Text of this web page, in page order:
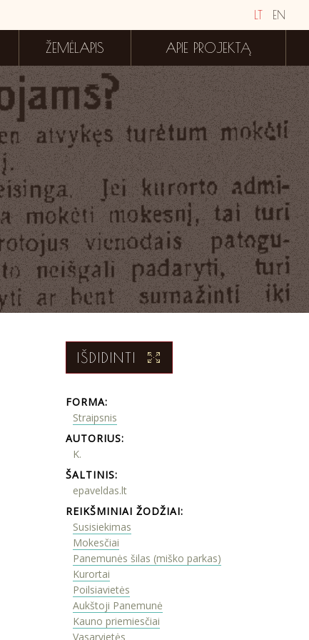
LT EN
ŽEMĖLAPIS APIE PROJEKTĄ
IŠDIDINTI
FORMA:
Straipsnis
AUTORIUS:
K.
ŠALTINIS:
epaveldas.lt
REIKŠMINIAI ŽODŽIAI:
Susisiekimas
Mokesčiai
Panemunės šilas (miško parkas)
Kurortai
Poilsiavietės
Aukštoji Panemunė
Kauno priemiesčiai
Vasarvietės